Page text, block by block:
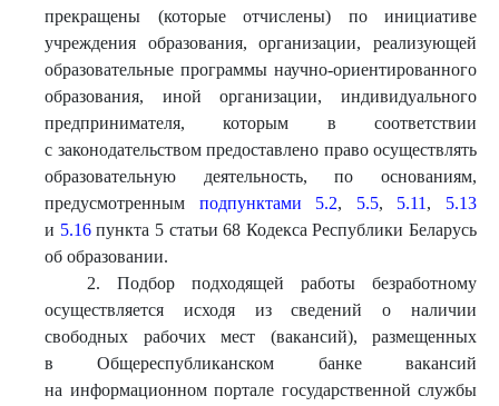
прекращены (которые отчислены) по инициативе
учреждения образования, организации, реализующей
образовательные программы научно-ориентированного
образования, иной организации, индивидуального
предпринимателя, которым в соответствии
с законодательством предоставлено право осуществлять
образовательную деятельность, по основаниям,
предусмотренным подпунктами 5.2, 5.5, 5.11 , 5.13
и 5.16пункта 5 статьи 68 Кодекса Республики Беларусь
об образовании.
2. Подбор подходящей работы безработному
осуществляется исходя из сведений о наличии
свободных рабочих мест (вакансий), размещенных
в Общереспубликанском банке вакансий
на информационном портале государственной службы